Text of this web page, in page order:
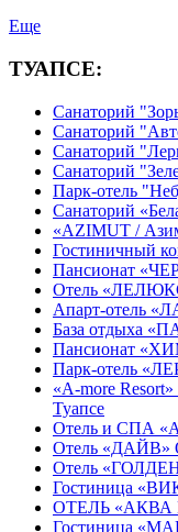
Еще
ТУАПСЕ:
Санаторий
Санаторий
Санаторий
Санаторий
Парк-отель
Санаторий
«AZIMUT /
Гостиничный
Пансионат
Отель
Апарт-отель
База отдыха
Пансионат
Парк-отель
«A-more
Туапсе
Отель и СПА
Отель «ДАЙВ»
Отель
Гостиница
ОТЕЛЬ «АКВА
Гостиница